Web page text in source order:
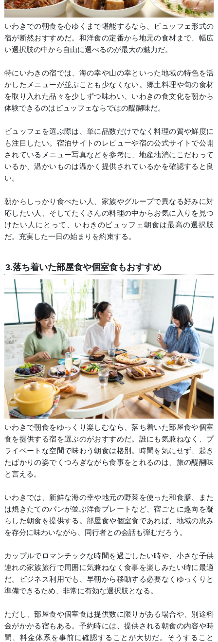
いわきでの朝食を心ゆくまで堪能するなら、ビュッフェ形式の
宿が断然おすすめだ。和洋食の定番から地元の食材まで、幅広
い選択肢の中から自由に選べるのが最大の魅力だ。
特にいわきの宿では、海の幸や山の幸といった地域の特色を活
かしたメニューが並ぶことも少なくない。郷土料理や旬の食材
を取り入れた品々を少しずつ味わい、いわきの食文化を朝から
体験できるのはビュッフェならではの醍醐味だ。
ビュッフェを選ぶ際は、単に品数だけでなく料理の質や鮮度に
も注目したい。宿泊サイトのレビューや宿の公式サイトで公開
されているメニュー写真などを参考に、地産地消にこだわって
いるか、温かいものは温かく提供されているかを確認すると良
い。
朝からしっかり食べたい人、家族やグループで異なる好みに対
応したい人、そしてたくさんの料理の中からお気に入りを見つ
けたい人にとって、いわきのビュッフェ朝食は最高の選択肢
だ。充実した一日の始まりを約束する。
3.落ち着いた部屋食や個室食もおすすめ
いわきで朝食をゆっくり楽しむなら、落ち着いた部屋食や個室
食を提供する宿を選ぶのがおすすめだ。誰にも気兼ねなく、プ
ライベートな空間で味わう朝食は格別。時間を気にせず、起き
たばかりの姿でくつろぎながら食事をとれるのは、旅の醍醐味
と言える。
いわきでは、新鮮な海の幸や地元の野菜を使った和食膳、また
は焼きたてのパンが並ぶ洋食プレートなど、宿ごとに趣向を凝
らした朝食を提供する。部屋食や個室食であれば、地域の恵み
を存分に味わいながら、同行者との会話も弾むだろう。
カップルでロマンチックな時間を過ごしたい時や、小さな子供
連れの家族旅行で周囲に気兼ねなく食事を楽しみたい時に最適
だ。ビジネス利用でも、早朝から移動する必要なくゆっくりと
準備できるため、非常に有効な選択肢となる。
ただし、部屋食や個室食は提供数に限りがある場合や、別途料
金がかかる宿もある。予約時には、提供される朝食の内容や時
間、料金体系を事前に確認することが大切だ。そうすること